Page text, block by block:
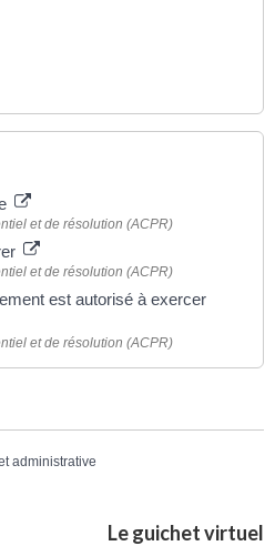
et de résolution (ACPR)
et de résolution (ACPR)
est autorisé à exercer
et de résolution (ACPR)
administrative
Le guichet virtuel